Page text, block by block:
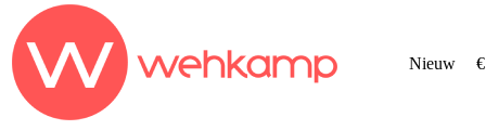
Nieuw